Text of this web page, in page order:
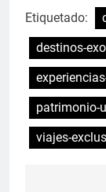
Etiquetado:
destinos-
patrimonio-
viajes-